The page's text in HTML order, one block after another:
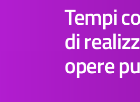
Tempi
di
opere